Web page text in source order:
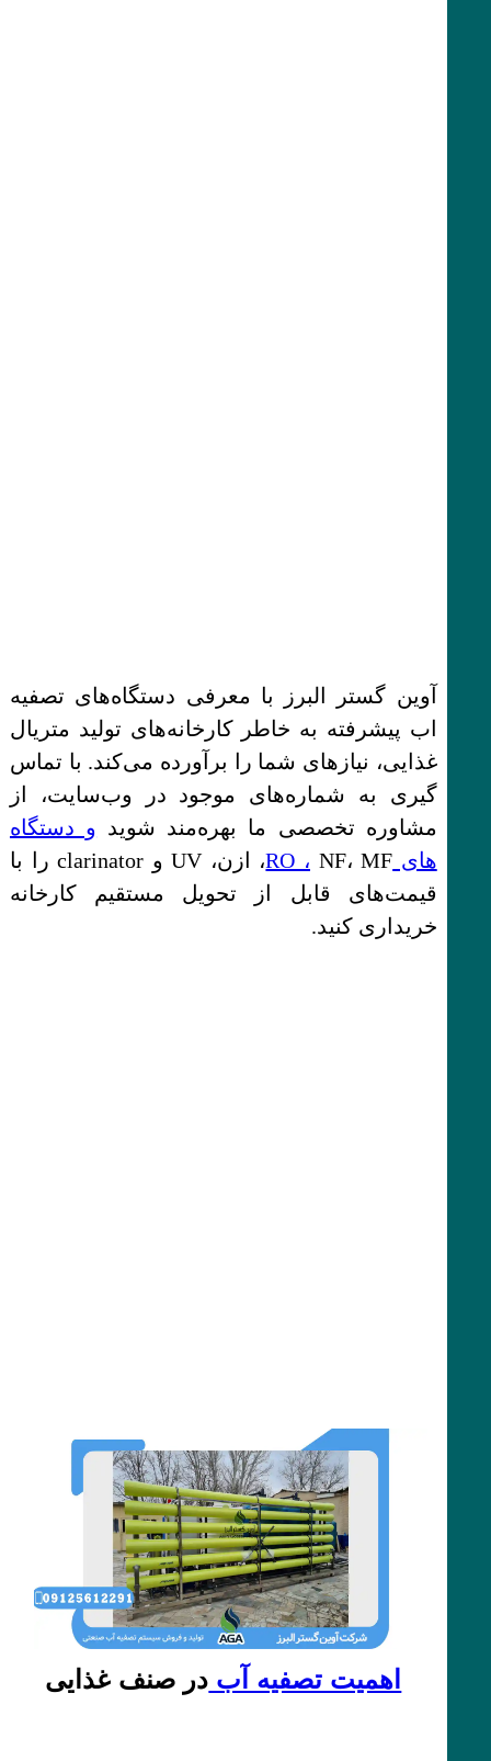
آوین گستر البرز با معرفی دستگاه‌های تصفیه
اب پیشرفته به خاطر کارخانه‌های تولید متریال
غذایی، نیازهای شما را برآورده می‌کند. با تماس‌
گیری به شماره‌های موجود در وب‌سایت، از
مشاوره تخصصی ما بهره‌مند شوید و دستگاه
های RO ،
NF، MF، ازن، UV و clarinator را با
قیمت‌های قابل از تحویل مستقیم کارخانه
خریداری کنید.
اهمیت تصفیه آب در صنف غذایی